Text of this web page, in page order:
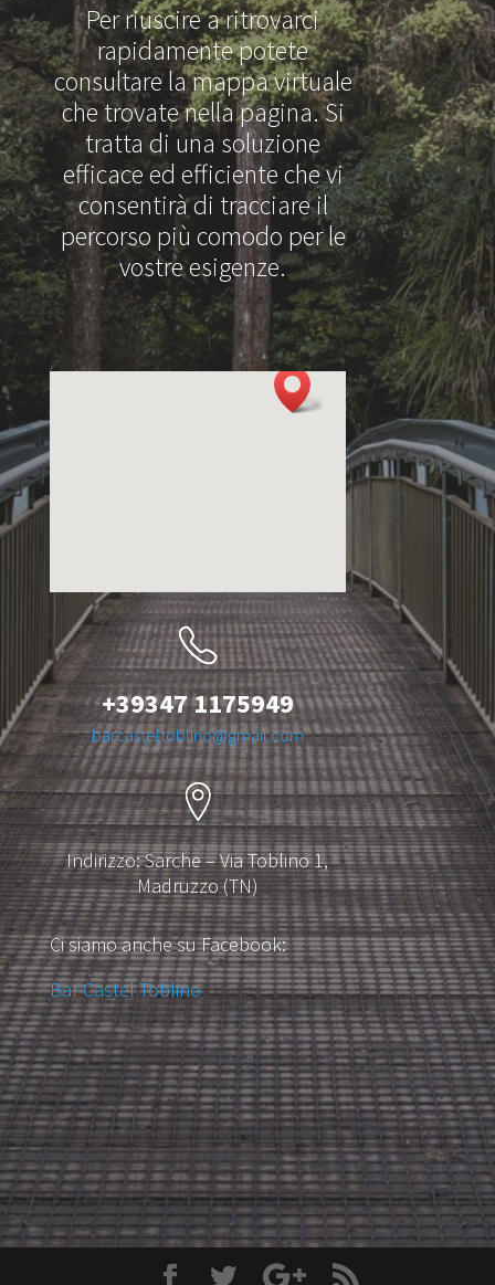
Per riuscire a ritrovarci
rapidamente potete
consultare la mappa virtuale
che trovate nella pagina. Si
tratta di una soluzione
efficace ed efficiente che vi
consentirà di tracciare il
percorso più comodo per le
vostre esigenze.
+39347 1175949
barcasteltoblino@gmail.com
Indirizzo: Sarche – Via Toblino 1,
Madruzzo (TN)
Ci siamo anche su Facebook:
Bar Castel Toblino